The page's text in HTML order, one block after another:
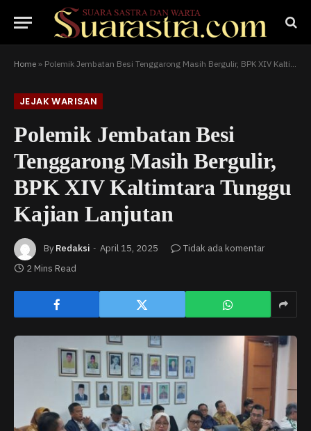
Home » Polemik Jembatan Besi Tenggarong Masih Bergulir, BPK XIV Kaltimtara Tunggu Kajian Lanjutan
JEJAK WARISAN
Polemik Jembatan Besi
Tenggarong Masih Bergulir,
BPK XIV Kaltimtara Tunggu
Kajian Lanjutan
By Redaksi April 15, 2025
Tidak ada komentar
2 Mins Read